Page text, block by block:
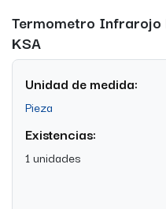
Termometro Infrarojo
KSA
Unidad de medida:
Pieza
Existencias:
1 unidades